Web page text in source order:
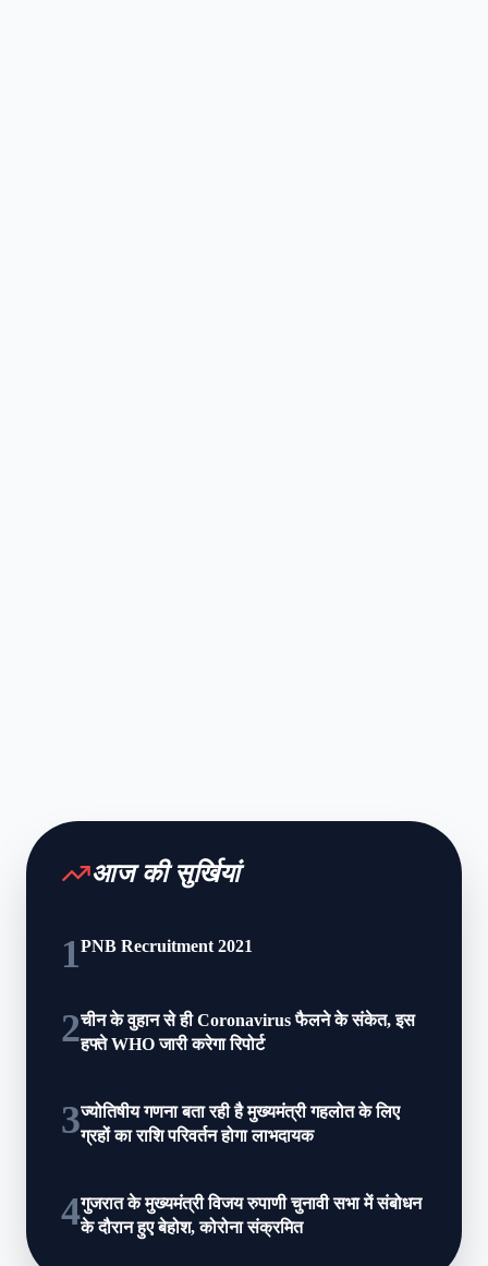
आज की सुर्खियां
1PNB Recruitment 2021
2चीन के वुहान से ही Coronavirus फैलने के संकेत, इस
हफ्ते WHO जारी करेगा रिपोर्ट
3ज्योतिषीय गणना बता रही है मुख्यमंत्री गहलोत के लिए
ग्रहों का राशि परिवर्तन होगा लाभदायक
4गुजरात के मुख्‍यमंत्री विजय रुपाणी चुनावी सभा में संबोधन
के दौरान हुए बेहोश, कोरोना संक्रमित